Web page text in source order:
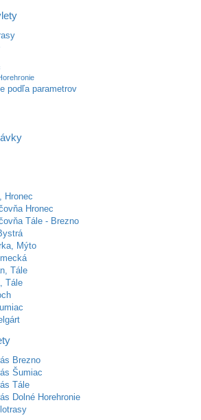
podľa parametrov
Hronec
Hronec
Tále - Brezno
Mýto
Tále
Tále
Brezno
Šumiac
Tále
Dolné Horehronie